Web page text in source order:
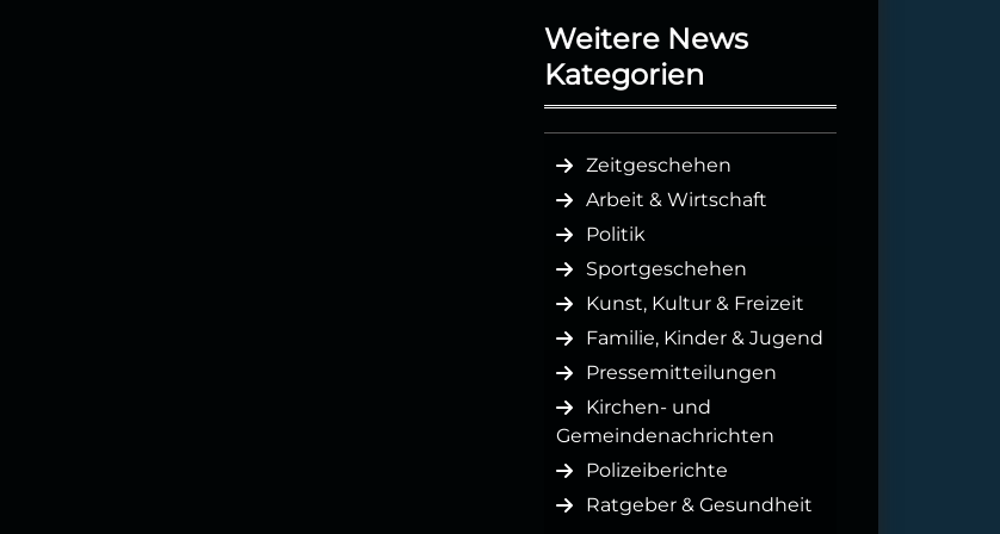
Weitere News
Kategorien
Zeitgeschehen
Arbeit & Wirtschaft
Politik
Sportgeschehen
Kunst, Kultur & Freizeit
Familie, Kinder & Jugend
Pressemitteilungen
Kirchen- und
Gemeindenachrichten
Polizeiberichte
Ratgeber & Gesundheit